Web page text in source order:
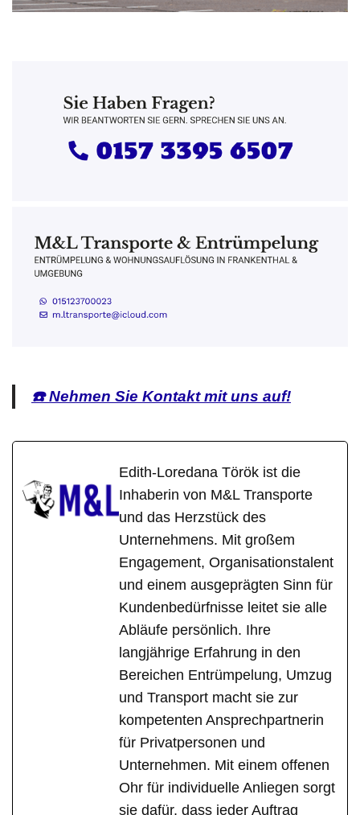
☎️ Nehmen Sie Kontakt mit uns auf!
Edith-Loredana Török ist die
Inhaberin von M&L Transporte
und das Herzstück des
Unternehmens. Mit großem
Engagement, Organisationstalent
und einem ausgeprägten Sinn für
Kundenbedürfnisse leitet sie alle
Abläufe persönlich. Ihre
langjährige Erfahrung in den
Bereichen Entrümpelung, Umzug
und Transport macht sie zur
kompetenten Ansprechpartnerin
für Privatpersonen und
Unternehmen. Mit einem offenen
Ohr für individuelle Anliegen sorgt
sie dafür, dass jeder Auftrag